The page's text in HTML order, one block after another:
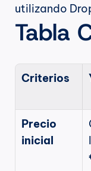
utilizando
Tabla
Criterios
Precio
inicial